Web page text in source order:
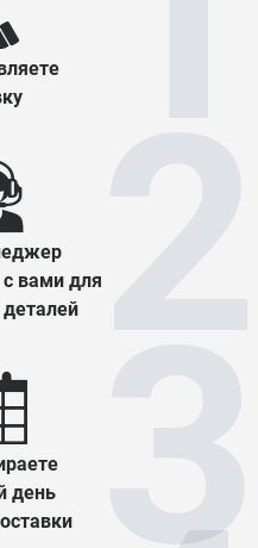
вами для
день